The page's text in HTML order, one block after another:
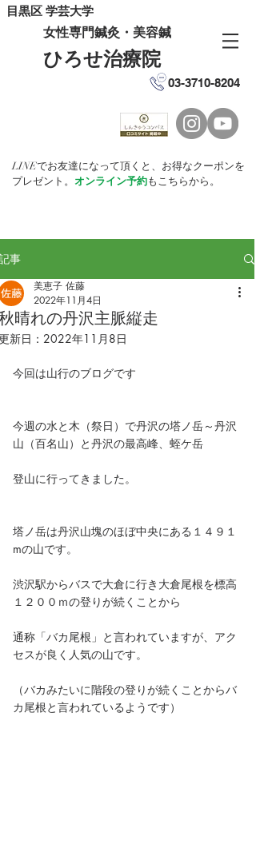
目黒区 学芸大学
女性専門鍼灸・美容鍼
ひろせ治療院
03-3710-8204
LINEでお友達になって頂くと、お得なクーポンを
プレゼント。 オンライン予約もこちらから。
事
晴れの丹沢主脈縦走
美恵子 佐藤
2022年11月4日
新日： 2022年11月8日
今回は山行のブログです
今週の水と木（祭日）で丹沢の塔ノ岳～丹沢
山（百名山）と丹沢の最高峰、蛭ケ岳
登山に行ってきました。
塔ノ岳は丹沢山塊のほぼ中央にある１４９１
mの山です。
渋沢駅からバスで大倉に行き大倉尾根を標高
１２００ｍの登りが続くことから
通称「バカ尾根」と言われていますが、アク
セスが良く人気の山です。
（バカみたいに階段の登りが続くことからバ
カ尾根と言われているようです）